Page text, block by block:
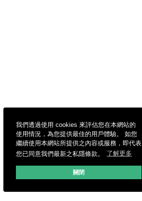
我們透過使用 cookies 來評估您在本網站的
使用情況，為您提供最佳的用戶體驗。 如您
繼續使用本網站所提供之內容或服務，即代表
您已同意我們最新之私隱條款。
了解更多
關閉